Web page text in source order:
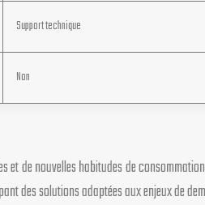
Support technique
Non
de nouvelles habitudes de
des solutions adaptées aux enjeux de